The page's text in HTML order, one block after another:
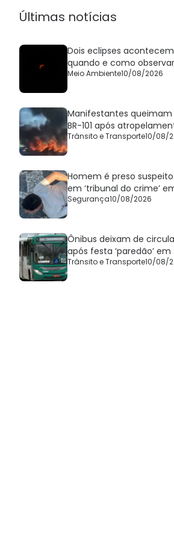
Últimas notícias
Dois eclipses
quando e como observar
Meio Ambiente10/08/2026
Manifestantes
BR-101 após
Trânsito e Transporte10/08/
Homem é preso
em ‘tribunal do crime’
Segurança10/08/2026
Ônibus deixam de
após festa ‘paredão’ em
Trânsito e Transporte10/08/